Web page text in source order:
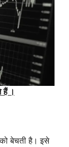
हैं ।
बेचती है। इसे